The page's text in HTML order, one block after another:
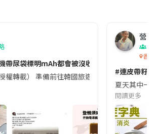
帶尿袋標明mAh都會被沒收😱出發前切記檢查
授權轉載） 準備前往韓國旅遊的民眾，近期要
營養
香港
#連皮帶籽
夏天其中一
閱讀更多